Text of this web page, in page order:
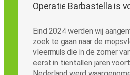
Operatie Barbastella is
Eind 2024 werden wij
zoek te gaan naar de
vleermuis die in de zomer
eerst in tientallen jaren
Nederland werd